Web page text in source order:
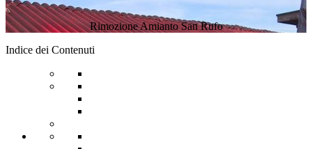
Rimozione Amianto San Rufo
Indice dei Contenuti